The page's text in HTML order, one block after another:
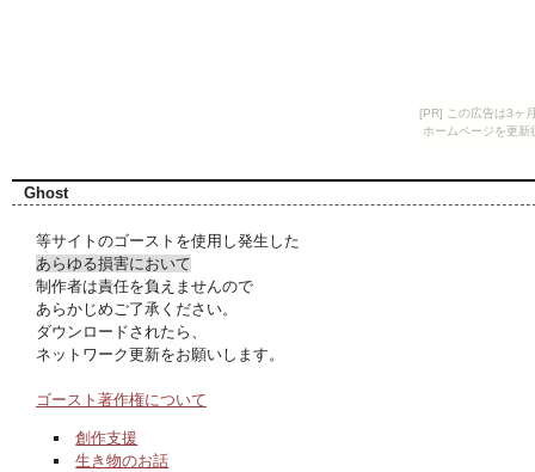
[PR] この広告は3ヶ
ホームページを更
Ghost
等サイトのゴーストを使用し発生した
あらゆる損害において
制作者は責任を負えませんので
あらかじめご了承ください。
ダウンロードされたら、
ネットワーク更新をお願いします。
ゴースト著作権について
創作支援
生き物のお話